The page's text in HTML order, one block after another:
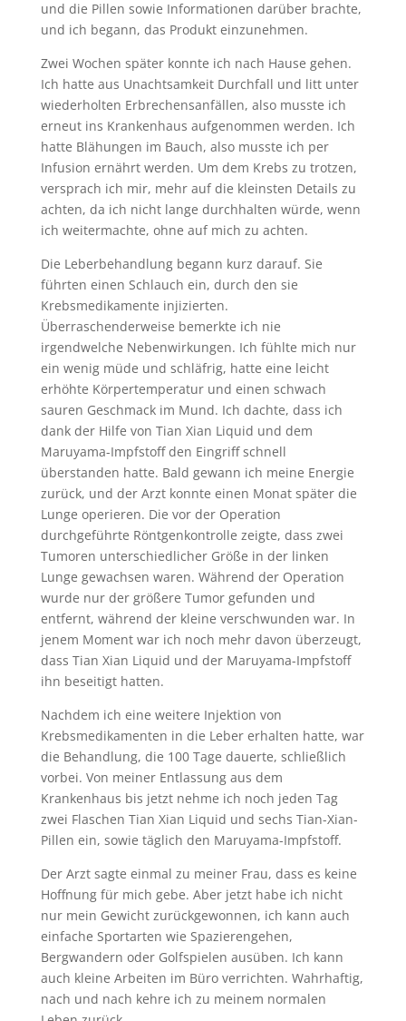
und die Pillen sowie Informationen darüber brachte,
und ich begann, das Produkt einzunehmen.
Zwei Wochen später konnte ich nach Hause gehen.
Ich hatte aus Unachtsamkeit Durchfall und litt unter
wiederholten Erbrechensanfällen, also musste ich
erneut ins Krankenhaus aufgenommen werden. Ich
hatte Blähungen im Bauch, also musste ich per
Infusion ernährt werden. Um dem Krebs zu trotzen,
versprach ich mir, mehr auf die kleinsten Details zu
achten, da ich nicht lange durchhalten würde, wenn
ich weitermachte, ohne auf mich zu achten.
Die Leberbehandlung begann kurz darauf. Sie
führten einen Schlauch ein, durch den sie
Krebsmedikamente injizierten.
Überraschenderweise bemerkte ich nie
irgendwelche Nebenwirkungen. Ich fühlte mich nur
ein wenig müde und schläfrig, hatte eine leicht
erhöhte Körpertemperatur und einen schwach
sauren Geschmack im Mund. Ich dachte, dass ich
dank der Hilfe von Tian Xian Liquid und dem
Maruyama-Impfstoff den Eingriff schnell
überstanden hatte. Bald gewann ich meine Energie
zurück, und der Arzt konnte einen Monat später die
Lunge operieren. Die vor der Operation
durchgeführte Röntgenkontrolle zeigte, dass zwei
Tumoren unterschiedlicher Größe in der linken
Lunge gewachsen waren. Während der Operation
wurde nur der größere Tumor gefunden und
entfernt, während der kleine verschwunden war. In
jenem Moment war ich noch mehr davon überzeugt,
dass Tian Xian Liquid und der Maruyama-Impfstoff
ihn beseitigt hatten.
Nachdem ich eine weitere Injektion von
Krebsmedikamenten in die Leber erhalten hatte, war
die Behandlung, die 100 Tage dauerte, schließlich
vorbei. Von meiner Entlassung aus dem
Krankenhaus bis jetzt nehme ich noch jeden Tag
zwei Flaschen Tian Xian Liquid und sechs Tian-Xian-
Pillen ein, sowie täglich den Maruyama-Impfstoff.
Der Arzt sagte einmal zu meiner Frau, dass es keine
Hoffnung für mich gebe. Aber jetzt habe ich nicht
nur mein Gewicht zurückgewonnen, ich kann auch
einfache Sportarten wie Spazierengehen,
Bergwandern oder Golfspielen ausüben. Ich kann
auch kleine Arbeiten im Büro verrichten. Wahrhaftig,
nach und nach kehre ich zu meinem normalen